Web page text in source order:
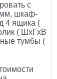
с
мм, шкаф-
4 ящика (
( ШхГхВ
тумбы (